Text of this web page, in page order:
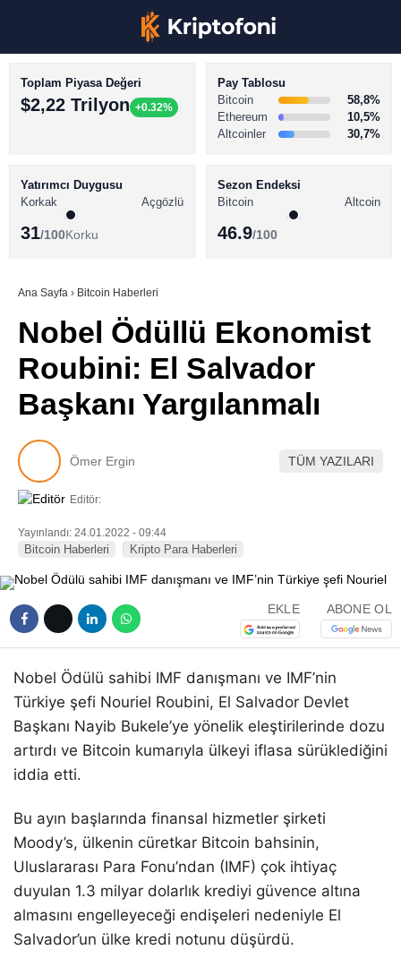
Youtube
TikTok
BİTCOİN HABERLERİ
ALTCOİN HABERLERİ
SÖZLÜK
Toplam Piyasa Değeri
$2,22 Trilyon +0.32%
Pay Tablosu
Bitcoin
58,8%
Ethereum
10,5%
Altcoinler
30,7%
Yatırımcı Duygusu
Korkak
Açgözlü
31/100Korku
Sezon Endeksi
Bitcoin
Altcoin
46.9/100
Ana Sayfa › Bitcoin Haberleri
Nobel Ödüllü Ekonomist
Roubini: El Salvador
Başkanı Yargılanmalı
Ömer Ergin TÜM YAZILARI
Editör:
Yayınlandı: 24.01.2022 - 09:44
Bitcoin Haberleri Kripto Para Haberleri
EKLE ABONE OL
Nobel Ödülü sahibi IMF danışmanı ve IMF’nin
Türkiye şefi Nouriel Roubini, El Salvador Devlet
Başkanı Nayib Bukele’ye yönelik eleştirilerinde dozu
artırdı ve Bitcoin kumarıyla ülkeyi iflasa sürüklediğini
iddia etti.
Bu ayın başlarında finansal hizmetler şirketi
Moody’s, ülkenin cüretkar Bitcoin bahsinin,
Uluslararası Para Fonu’ndan (IMF) çok ihtiyaç
duyulan 1.3 milyar dolarlık krediyi güvence altına
almasını engelleyeceği endişeleri nedeniyle El
Salvador’un ülke kredi notunu düşürdü.